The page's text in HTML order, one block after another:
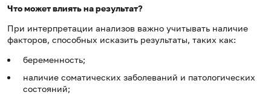
Что может влиять на результат?
При интерпретации анализов важно учитывать наличие
факторов, способных исказить результаты, таких как:
беременность;
наличие соматических заболеваний и патологических
состояний;